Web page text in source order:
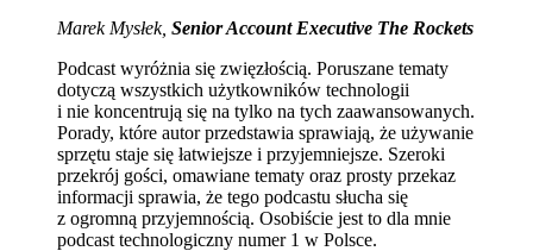
Marek Mysłek, Senior Account Executive The Rockets
Podcast wyróżnia się zwięzłością. Poruszane tematy
dotyczą wszystkich użytkowników technologii
i nie koncentrują się na tylko na tych zaawansowanych.
Porady, które autor przedstawia sprawiają, że używanie
sprzętu staje się łatwiejsze i przyjemniejsze. Szeroki
przekrój gości, omawiane tematy oraz prosty przekaz
informacji sprawia, że tego podcastu słucha się
z ogromną przyjemnością. Osobiście jest to dla mnie
podcast technologiczny numer 1 w Polsce.